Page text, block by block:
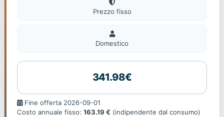
Prezzo fisso
Domestico
Domestico
341.98€
Fine
offerta
Fine offerta 2026-09-01
Costo annuale fisso: 163.19 € (indipendente dal consumo)